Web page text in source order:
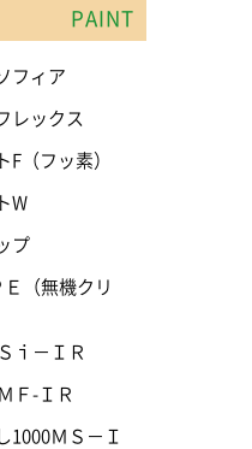
PAINT
フィア
レックス
F（フッ素）
W
プ
（無機クリ
ｉ－ＩＲ
Ｆ-ＩＲ
1000ＭＳ－Ｉ